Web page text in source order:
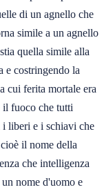
di un agnello che
simile a un agnello
quella simile alla
e costringendo la
cui ferita mortale era
il fuoco che tutti
liberi e i schiavi che
il nome della
che intelligenza
nome d'uomo e